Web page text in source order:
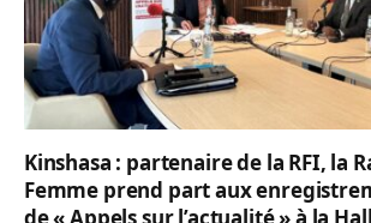
Kinshasa : partenaire de la RFI, la
Femme prend part aux
de « Appels sur l’actualité » à la